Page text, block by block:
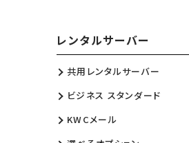
レンタルサーバー
共用レンタルサーバー
ビジネス スタンダード
KWCメール